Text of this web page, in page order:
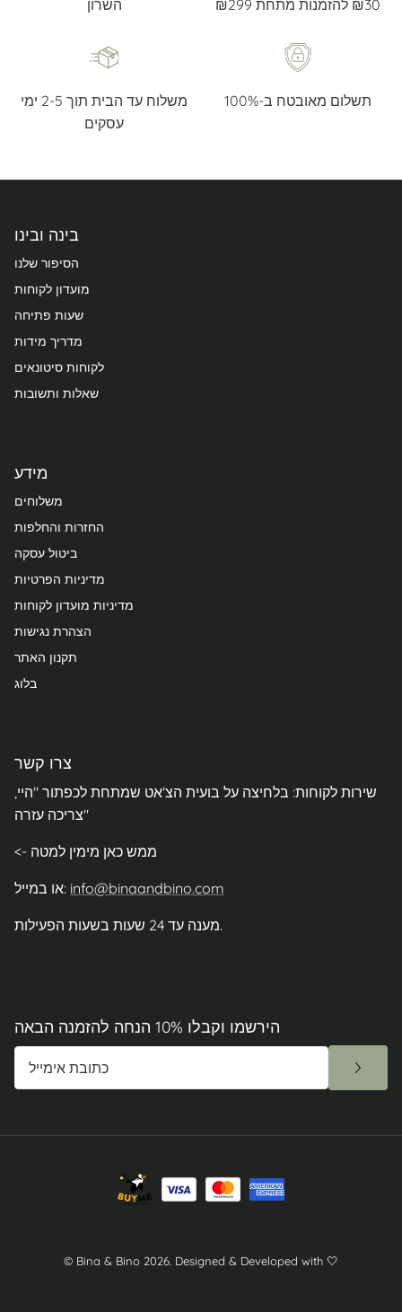
השרון
₪30 להזמנות מתחת ₪299
משלוח עד הבית תוך 2-5 ימי
עסקים
תשלום מאובטח ב-100%
בינה ובינו
הסיפור שלנו
מועדון לקוחות
שעות פתיחה
מדריך מידות
לקוחות סיטונאים
שאלות ותשובות
מידע
משלוחים
החזרות והחלפות
ביטול עסקה
מדיניות הפרטיות
מדיניות מועדון לקוחות
הצהרת נגישות
תקנון האתר
בלוג
צרו קשר
שירות לקוחות: בלחיצה על בועית הצ'אט שמתחת לכפתור "היי,
צריכה עזרה"
<- ממש כאן מימין למטה
או במייל: info@binaandbino.com
מענה עד 24 שעות בשעות הפעילות.
הירשמו וקבלו 10% הנחה להזמנה הבאה
© Bina & Bino 2026. Designed & Developed with 🤍